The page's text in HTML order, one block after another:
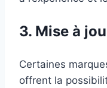
3. Mise à
Certaines
offrent la